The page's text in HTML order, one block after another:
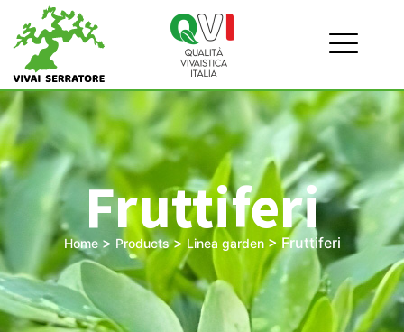
Fruttiferi
Home> Products> Linea garden>Fruttiferi